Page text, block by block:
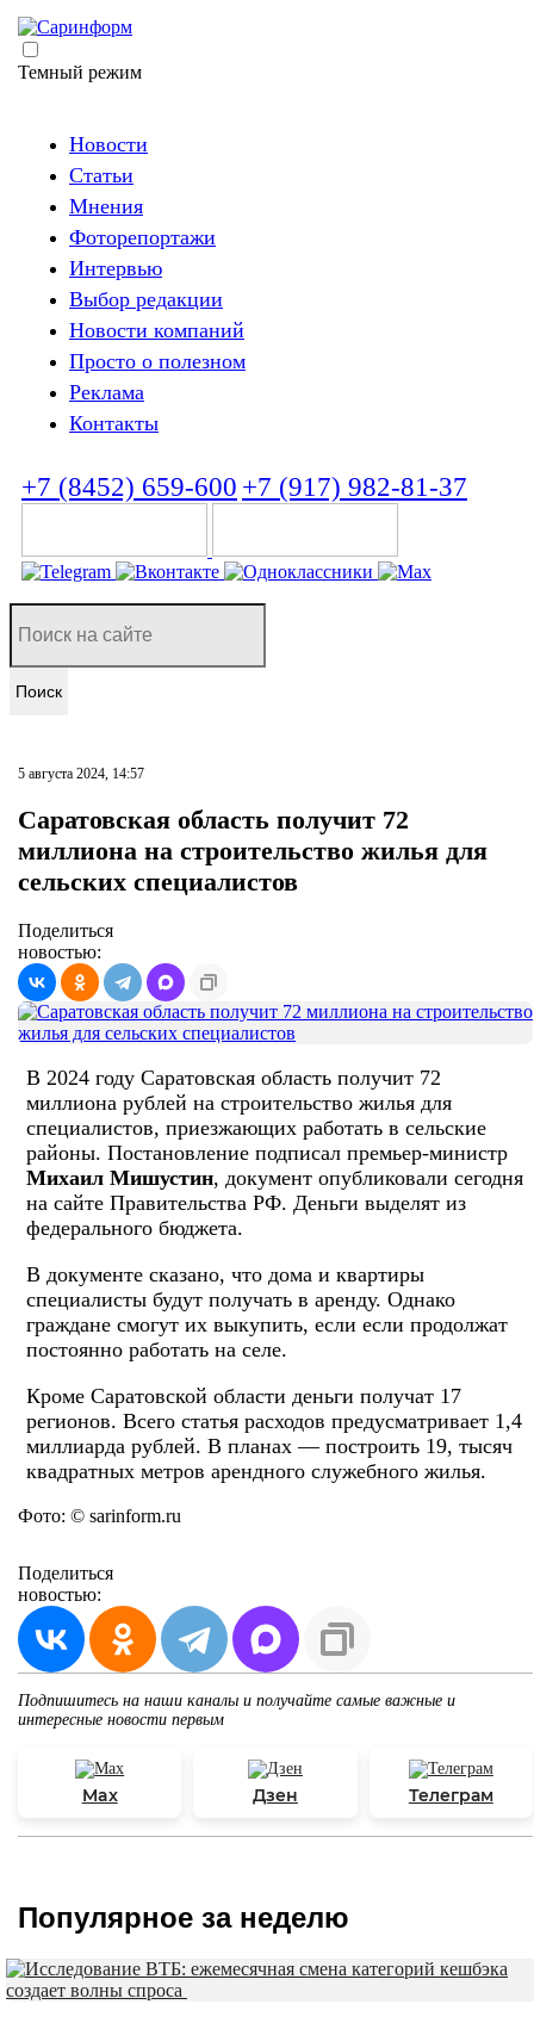
Темный режим
Новости
Статьи
Мнения
Фоторепортажи
Интервью
Выбор редакции
Новости компаний
Просто о полезном
Реклама
Контакты
+7 (8452) 659-600 +7 (917) 982-81-37
Поиск
5 августа 2024, 14:57
Саратовская область получит 72
миллиона на строительство жилья для
сельских специалистов
Поделиться
новостью:
В 2024 году Саратовская область получит 72
миллиона рублей на строительство жилья для
специалистов, приезжающих работать в сельские
районы. Постановление подписал премьер-министр
Михаил Мишустин, документ опубликовали сегодня
на сайте Правительства РФ. Деньги выделят из
федерального бюджета.
В документе сказано, что дома и квартиры
специалисты будут получать в аренду. Однако
граждане смогут их выкупить, если если продолжат
постоянно работать на селе.
Кроме Саратовской области деньги получат 17
регионов. Всего статья расходов предусматривает 1,4
миллиарда рублей. В планах — построить 19, тысяч
квадратных метров арендного служебного жилья.
Фото: © sarinform.ru
Поделиться
новостью:
Подпишитесь на наши каналы и получайте самые важные и
интересные новости первым
Max Дзен Телеграм
Популярное за неделю